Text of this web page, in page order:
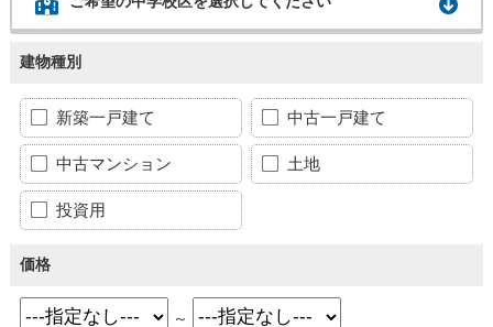
建物種別
新築一戸建て 中古一戸建て
中古マンション 土地
投資用
価格
～